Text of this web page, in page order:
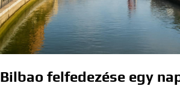
Bilbao felfedezése egy